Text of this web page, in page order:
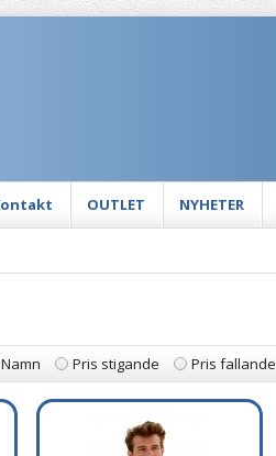
OUTLET NYHETER
Namn Pris stigande Pris fallande